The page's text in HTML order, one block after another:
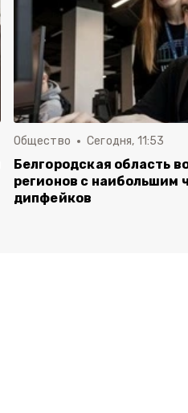
Общество Сегодня, 11:53
Белгородская область
регионов с наибольшим
дипфейков